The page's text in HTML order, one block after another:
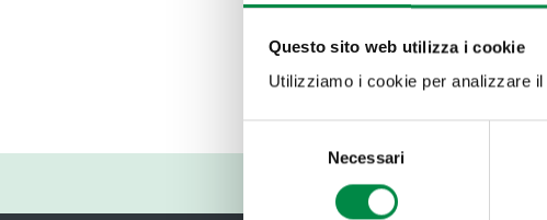
Questo sito web utilizza i cookie
Utilizziamo i cookie per analizzare
del
Necessari
Ultimo
06 Ottobre 2025